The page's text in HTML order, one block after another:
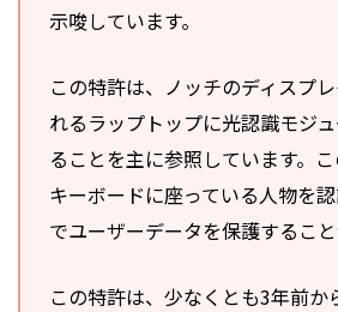
示唆しています。
この特許は、ノッチのディスプ
れるラップトップに光認識モジ
ることを主に参照しています。こ
キーボードに座っている人物を
でユーザーデータを保護すること
この特許は、少なくとも3年前か